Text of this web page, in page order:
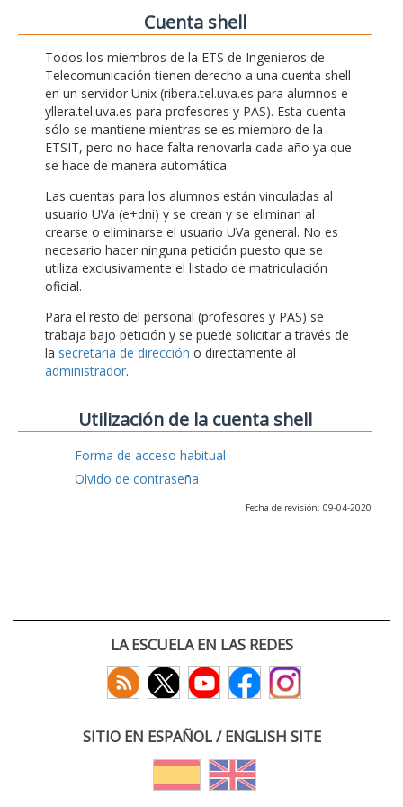
Cuenta shell
Todos los miembros de la ETS de Ingenieros de
Telecomunicación tienen derecho a una cuenta shell
en un servidor Unix (ribera.tel.uva.es para alumnos e
yllera.tel.uva.es para profesores y PAS). Esta cuenta
sólo se mantiene mientras se es miembro de la
ETSIT, pero no hace falta renovarla cada año ya que
se hace de manera automática.
Las cuentas para los alumnos están vinculadas al
usuario UVa (e+dni) y se crean y se eliminan al
crearse o eliminarse el usuario UVa general. No es
necesario hacer ninguna petición puesto que se
utiliza exclusivamente el listado de matriculación
oficial.
Para el resto del personal (profesores y PAS) se
trabaja bajo petición y se puede solicitar a través de
la secretaria de dirección o directamente al
administrador.
Utilización de la cuenta shell
Forma de acceso habitual
Olvido de contraseña
Fecha de revisión: 09-04-2020
LA ESCUELA EN LAS REDES
SITIO EN ESPAÑOL / ENGLISH SITE